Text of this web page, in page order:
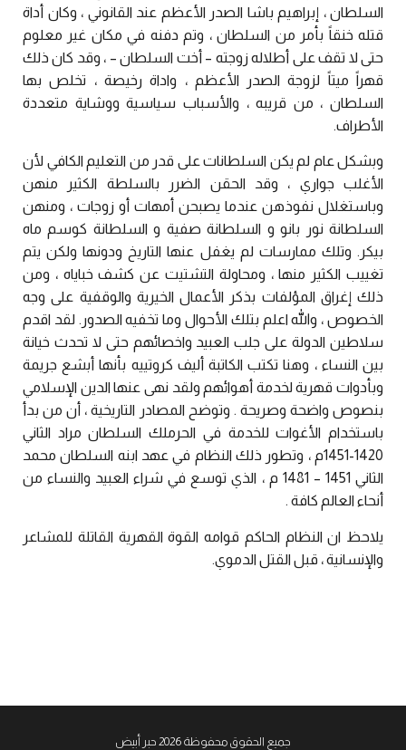
السلطان ، إبراهيم باشا الصدر الأعظم عند القانوني ، وكان أداة
قتله خنقاً بأمر من السلطان ، وتم دفنه في مكان غير معلوم
حتى لا تقف على أطلاله زوجته – أخت السلطان – ، وقد كان ذلك
قهراً ميتاً لزوجة الصدر الأعظم ، واداة رخيصة ، تخلص بها
السلطان ، من قريبه ، والأسباب سياسية ووشاية متعددة
الأطراف.
وبشكل عام لم يكن السلطانات على قدر من التعليم الكافي لأن
الأغلب جواري ، وقد الحقن الضرر بالسلطة الكثير منهن
وباستغلال نفوذهن عندما يصبحن أمهات أو زوجات ، ومنهن
السلطانة نور بانو و السلطانة صفية و السلطانة كوسم ماه
بيكر. وتلك ممارسات لم يغفل عنها التاريخ ودونها ولكن يتم
تغييب الكثير منها ، ومحاولة التشتيت عن كشف خباياه ، ومن
ذلك إغراق المؤلفات بذكر الأعمال الخيرية والوقفية على وجه
الخصوص ، والله اعلم بتلك الأحوال وما تخفيه الصدور. لقد اقدم
سلاطين الدولة على جلب العبيد واخصائهم حتى لا تحدث خيانة
بين النساء ، وهنا تكتب الكاتبة أليف كروتييه بأنها أبشع جريمة
وبأدوات قهرية لخدمة أهوائهم ولقد نهى عنها الدين الإسلامي
بنصوص واضحة وصريحة . وتوضح المصادر التاريخية ، أن من بدأ
باستخدام الأغوات للخدمة في الحرملك السلطان مراد الثاني
1420-1451م ، وتطور ذلك النظام في عهد ابنه السلطان محمد
الثاني 1451 – 1481 م ، الذي توسع في شراء العبيد والنساء من
أنحاء العالم كافة .
يلاحظ ان النظام الحاكم قوامه القوة القهرية القاتلة للمشاعر
والإنسانية ، قبل القتل الدموي.
جميع الحقوق محفوظة 2026 حبر أبيض